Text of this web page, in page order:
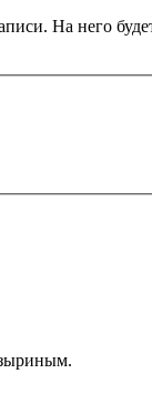
На него